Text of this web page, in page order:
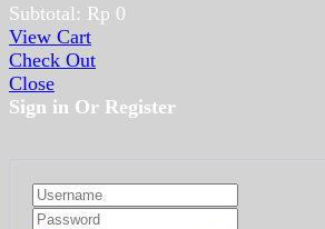
Subtotal: Rp 0
View Cart
Check Out
Close
Sign in Or Register